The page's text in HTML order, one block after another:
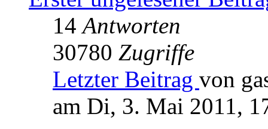
14Antworten
30780 Zugriffe
Letzter Beitrag von
am Di, 3. Mai 2011,